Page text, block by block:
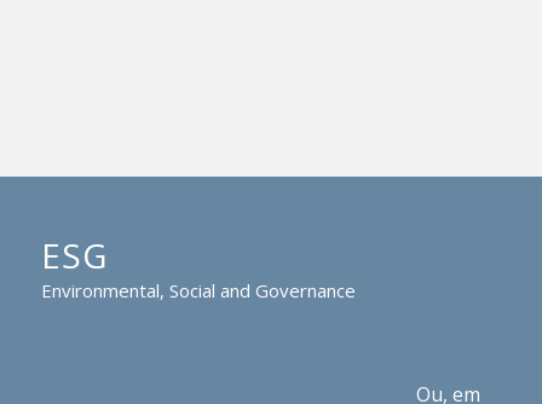
ESG
Environmental, Social and Governance
Ou, em